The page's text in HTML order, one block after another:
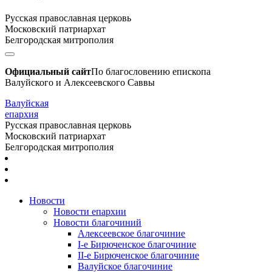
Русская православная церковь
Московский патриархат
Белгородская митрополия
Официальный сайтПо благословению епископа
Валуйского и Алексеевского Саввы
Валуйская
епархия
Русская православная церковь
Московский патриархат
Белгородская митрополия
Новости
Новости епархии
Новости благочиний
Алексеевское благочиние
I-е Бирюченское благочиние
II-е Бирюченское благочиние
Валуйское благочиние